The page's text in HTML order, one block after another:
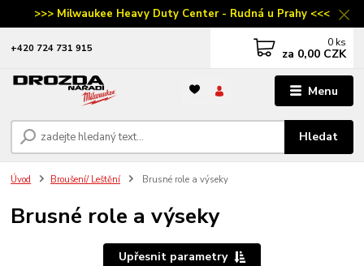
>>> Milwaukee Heavy Duty Center - Rudná u Prahy <<<
Menu
Hledat
‭+420 724 731 915 0 ks
za 0,00 CZK
Úvod Broušení/ Leštění Brusné role a výseky
Brusné role a výseky
Upřesnit parametry